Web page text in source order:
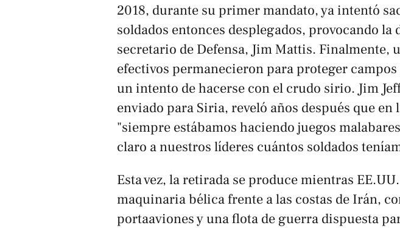
2018, durante su primer mandato, ya intentó
soldados entonces desplegados, provocando la
secretario de Defensa, Jim Mattis. Finalmente,
efectivos permanecieron para proteger
un intento de hacerse con el crudo sirio. Jim
enviado para Siria, reveló años después que
"siempre estábamos haciendo juegos
claro a nuestros líderes cuántos soldados
Esta vez, la retirada se produce mientras
maquinaria bélica frente a las costas de Irán,
portaaviones y una flota de guerra dispuesta